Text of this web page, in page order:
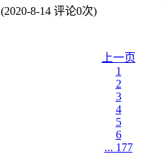
(2020-8-14 评论0次)
上一页
1
2
3
4
5
6
... 177